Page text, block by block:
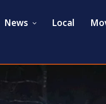
News Local